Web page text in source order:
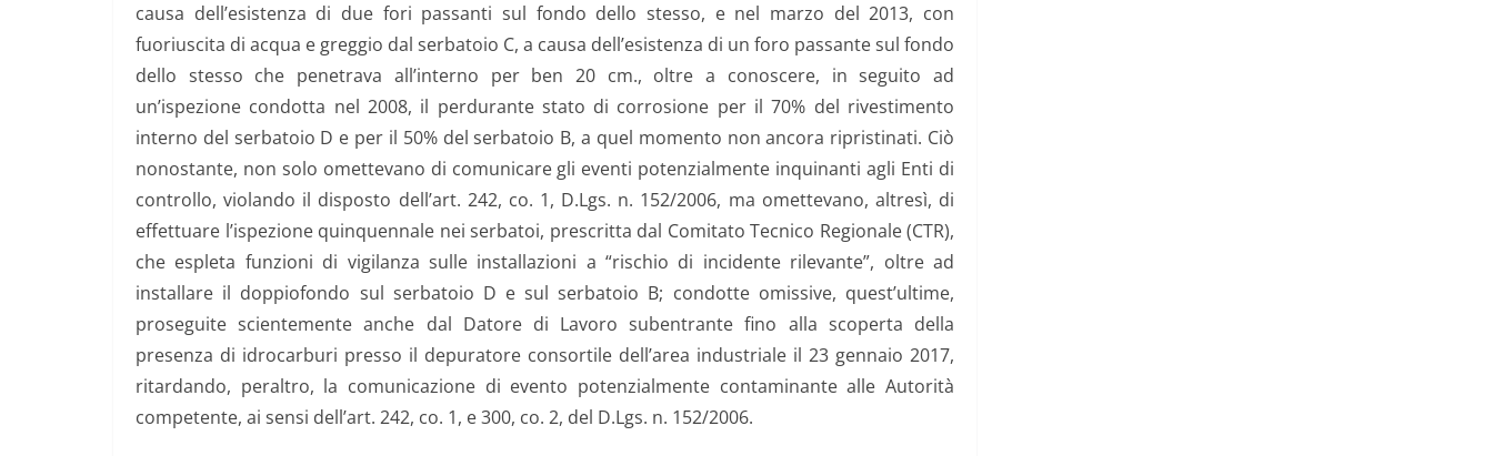
causa dell’esistenza di due fori passanti sul fondo dello stesso, e nel marzo del 2013, con
fuoriuscita di acqua e greggio dal serbatoio C, a causa dell’esistenza di un foro passante sul fondo
dello stesso che penetrava all’interno per ben 20 cm., oltre a conoscere, in seguito ad
un’ispezione condotta nel 2008, il perdurante stato di corrosione per il 70% del rivestimento
interno del serbatoio D e per il 50% del serbatoio B, a quel momento non ancora ripristinati. Ciò
nonostante, non solo omettevano di comunicare gli eventi potenzialmente inquinanti agli Enti di
controllo, violando il disposto dell’art. 242, co. 1, D.Lgs. n. 152/2006, ma omettevano, altresì, di
effettuare l’ispezione quinquennale nei serbatoi, prescritta dal Comitato Tecnico Regionale (CTR),
che espleta funzioni di vigilanza sulle installazioni a “rischio di incidente rilevante”, oltre ad
installare il doppiofondo sul serbatoio D e sul serbatoio B; condotte omissive, quest’ultime,
proseguite scientemente anche dal Datore di Lavoro subentrante fino alla scoperta della
presenza di idrocarburi presso il depuratore consortile dell’area industriale il 23 gennaio 2017,
ritardando, peraltro, la comunicazione di evento potenzialmente contaminante alle Autorità
competente, ai sensi dell’art. 242, co. 1, e 300, co. 2, del D.Lgs. n. 152/2006.